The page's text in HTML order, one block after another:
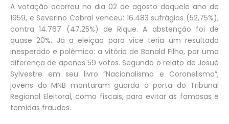
A votação ocorreu no dia 02 de agosto daquele ano de
1959, e Severino Cabral venceu: 16.483 sufrágios (52,75%),
contra 14.767 (47,25%) de Rique. A abstenção foi de
quase 20%. Já a eleição para vice teria um resultado
inesperado e polêmico: a vitória de Bonald Filho, por uma
diferença de apenas 59 votos. Segundo o relato de Josué
Sylvestre em seu livro “Nacionalismo e Coronelismo”,
jovens do MNB montaram guarda à porta do Tribunal
Regional Eleitoral, como fiscais, para evitar as famosas e
temidas fraudes.